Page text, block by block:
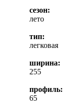
сезон:
лето
тип:
легковая
ширина:
255
профиль:
65